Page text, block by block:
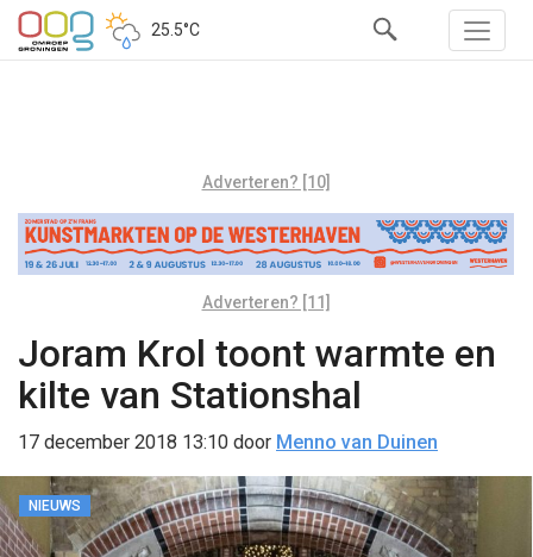
25.5°C
Adverteren? [10]
Adverteren? [11]
Joram Krol toont warmte en
kilte van Stationshal
17 december 2018 13:10 door Menno van Duinen
NIEUWS